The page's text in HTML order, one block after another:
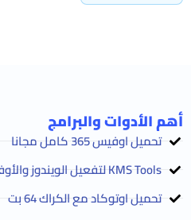
أهم الأدوات والبرامج
تحميل اوفيس 365 كامل مجانا
KMS Tools لتفعيل الويندوز والأوفيس
تحميل اوتوكاد مع الكراك 64 بت